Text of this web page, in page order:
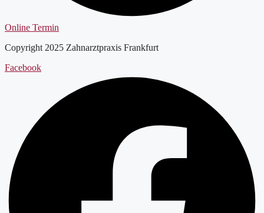
Online Termin
Copyright 2025 Zahnarztpraxis Frankfurt
Facebook